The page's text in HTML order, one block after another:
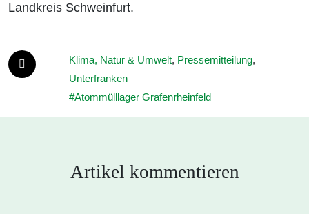
Landkreis Schweinfurt.
Klima, Natur & Umwelt, Pressemitteilung,
Unterfranken
Atommülllager Grafenrheinfeld
Artikel kommentieren